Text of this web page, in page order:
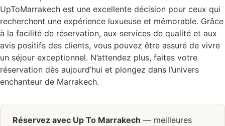
UpToMarrakech est une excellente décision pour ceux qui
recherchent une expérience luxueuse et mémorable. Grâce
à la facilité de réservation, aux services de qualité et aux
avis positifs des clients, vous pouvez être assuré de vivre
un séjour exceptionnel. N’attendez plus, faites votre
réservation dès aujourd’hui et plongez dans l’univers
enchanteur de Marrakech.
Réservez avec Up To Marrakech — meilleures